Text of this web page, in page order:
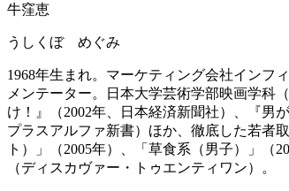
牛窪恵
うしくぼ めぐみ
1968年生まれ。マーケティング会社インフ
メンテーター。日本大学芸術学部映画学科
け！』（2002年、日本経済新聞社）、『男
プラスアルファ新書）ほか、徹底した若者
ト）」（2005年）、「草食系（男子）」（
（ディスカヴァー・トゥエンティワン）。